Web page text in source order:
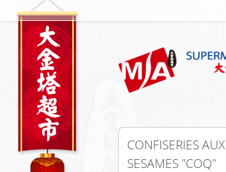
CONFISERIES AUX
SESAMES "COQ"